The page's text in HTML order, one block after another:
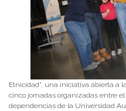
Etnicidad”, una iniciativa abierta a
cinco jornadas organizadas entre
dependencias de la Universidad